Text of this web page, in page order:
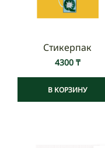
Стикерпак
4300 ₸
В КОРЗИНУ